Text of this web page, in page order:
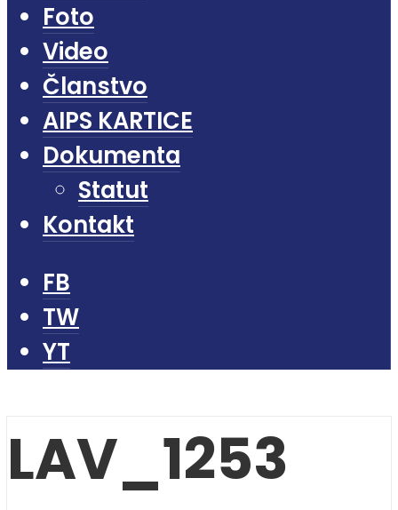
Foto
Video
Članstvo
AIPS KARTICE
Dokumenta
Statut
Kontakt
FB
TW
YT
LAV_1253